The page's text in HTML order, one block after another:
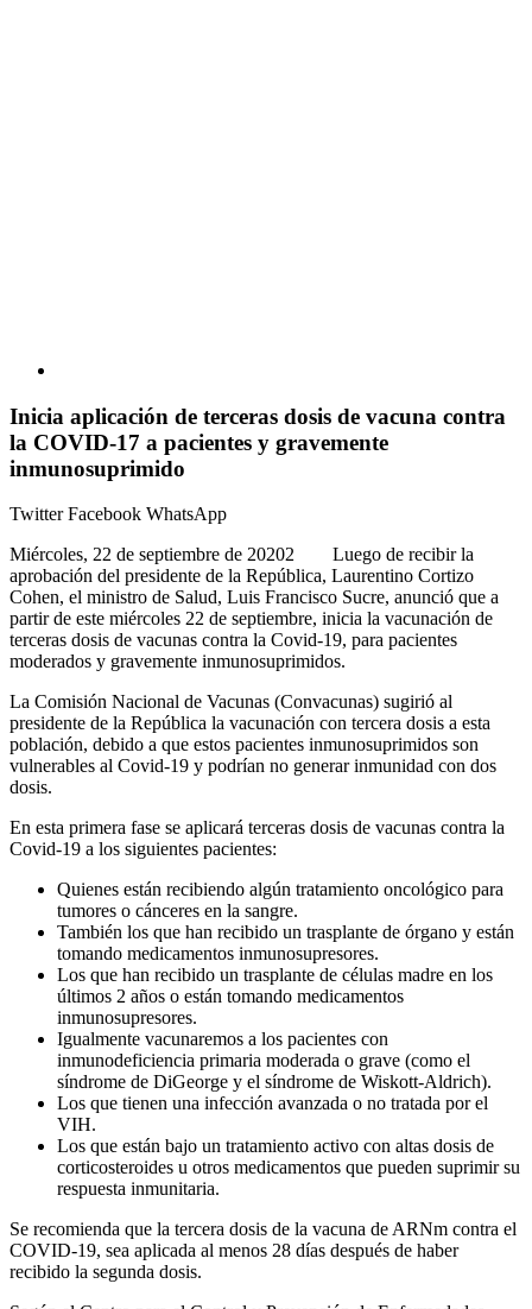
Inicia aplicación de terceras dosis de vacuna contra
la COVID-17 a pacientes y gravemente
inmunosuprimido
TwitterFacebook WhatsApp
Miércoles, 22 de septiembre de 20202 Luego de recibir la
aprobación del presidente de la República, Laurentino Cortizo
Cohen, el ministro de Salud, Luis Francisco Sucre, anunció que a
partir de este miércoles 22 de septiembre, inicia la vacunación de
terceras dosis de vacunas contra la Covid-19, para pacientes
moderados y gravemente inmunosuprimidos.
La Comisión Nacional de Vacunas (Convacunas) sugirió al
presidente de la República la vacunación con tercera dosis a esta
población, debido a que estos pacientes inmunosuprimidos son
vulnerables al Covid-19 y podrían no generar inmunidad con dos
dosis.
En esta primera fase se aplicará terceras dosis de vacunas contra la
Covid-19 a los siguientes pacientes:
Quienes están recibiendo algún tratamiento oncológico para
tumores o cánceres en la sangre.
También los que han recibido un trasplante de órgano y están
tomando medicamentos inmunosupresores.
Los que han recibido un trasplante de células madre en los
últimos 2 años o están tomando medicamentos
inmunosupresores.
Igualmente vacunaremos a los pacientes con
inmunodeficiencia primaria moderada o grave (como el
síndrome de DiGeorge y el síndrome de Wiskott-Aldrich).
Los que tienen una infección avanzada o no tratada por el
VIH.
Los que están bajo un tratamiento activo con altas dosis de
corticosteroides u otros medicamentos que pueden suprimir su
respuesta inmunitaria.
Se recomienda que la tercera dosis de la vacuna de ARNm contra el
COVID-19, sea aplicada al menos 28 días después de haber
recibido la segunda dosis.